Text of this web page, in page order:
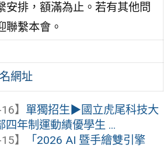
安排，額滿為止。若有其他問
聯繫本會。
網址
】 單獨招生▶︎國立虎尾科技大
年制運動績優學生 ...
】
「2026 AI 暨手繪雙引擎